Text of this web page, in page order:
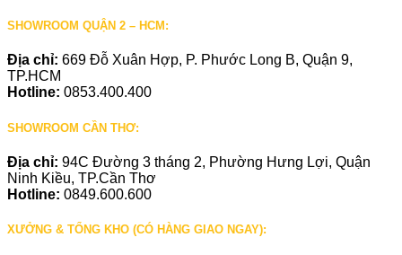
SHOWROOM QUẬN 2 – HCM:
Địa chỉ: 669 Đỗ Xuân Hợp, P. Phước Long B, Quận 9,
TP.HCM
Hotline: 0853.400.400
SHOWROOM CẦN THƠ:
Địa chỉ: 94C Đường 3 tháng 2, Phường Hưng Lợi, Quận
Ninh Kiều, TP.Cần Thơ
Hotline: 0849.600.600
XƯỞNG & TỔNG KHO (CÓ HÀNG GIAO NGAY):